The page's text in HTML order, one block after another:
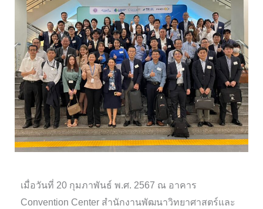
เมื่อวันที่ 20 กุมภาพันธ์ พ.ศ. 2567 ณ อาคาร
Convention Center สำนักงานพัฒนาวิทยาศาสตร์และ